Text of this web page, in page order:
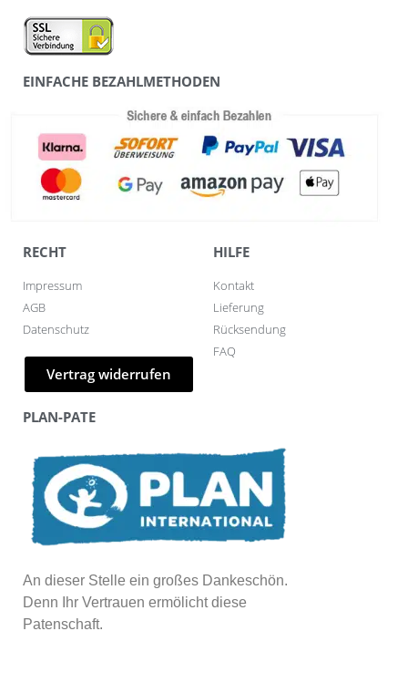
EINFACHE BEZAHLMETHODEN
RECHT
Impressum
AGB
Datenschutz
Vertrag widerrufen
HILFE
Kontakt
Lieferung
Rücksendung
FAQ
PLAN-PATE
An dieser Stelle ein großes Dankeschön.
Denn Ihr Vertrauen ermölicht diese
Patenschaft.